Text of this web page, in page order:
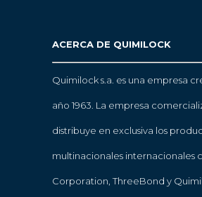
ACERCA DE QUIMILOCK
Quimilock s.a. es una empresa
año 1963. La empresa
distribuye en exclusiva los
multinacionales internacionales
Corporation, ThreeBond y